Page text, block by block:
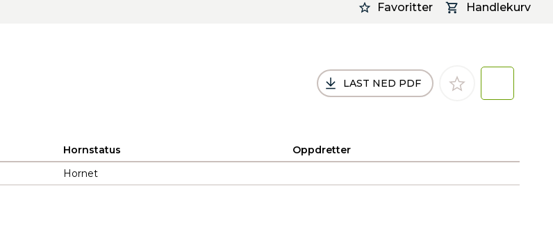
Favoritter Handlekurv
LAST NED PDF
Hornstatus
Oppdretter
Hornet